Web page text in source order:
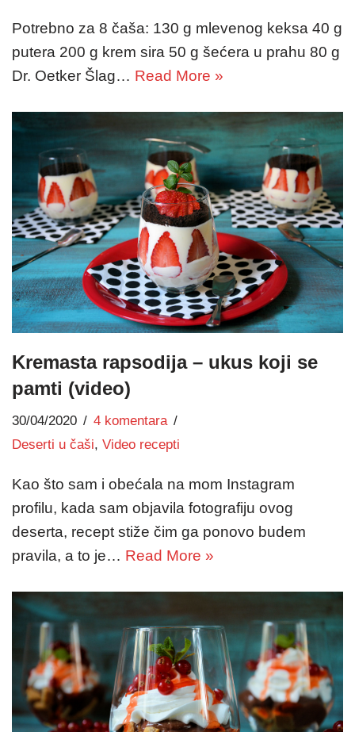
Potrebno za 8 čaša: 130 g mlevenog keksa 40 g
putera 200 g krem sira 50 g šećera u prahu 80 g
Dr. Oetker Šlag… Read More »
Kremasta rapsodija – ukus koji se
pamti (video)
30/04/2020
4 komentara
Deserti u čaši, Video recepti
Kao što sam i obećala na mom Instagram
profilu, kada sam objavila fotografiju ovog
deserta, recept stiže čim ga ponovo budem
pravila, a to je… Read More »